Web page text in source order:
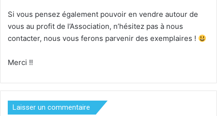
Si vous pensez également pouvoir en vendre autour de
vous au profit de l’Association, n’hésitez pas à nous
contacter, nous vous ferons parvenir des exemplaires !
Merci !!
Laisser un commentaire